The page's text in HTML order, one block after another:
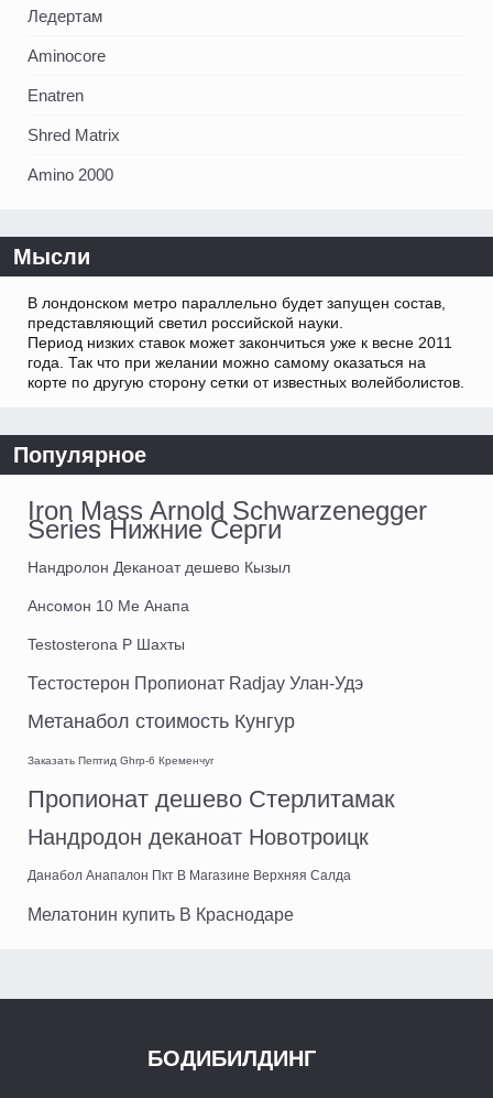
Ледертам
Aminocore
Enatren
Shred Matrix
Amino 2000
Мысли
В лондонском метро параллельно будет запущен состав,
представляющий светил российской науки.
Период низких ставок может закончиться уже к весне 2011
года. Так что при желании можно самому оказаться на
корте по другую сторону сетки от известных волейболистов.
Популярное
Iron Mass Arnold Schwarzenegger
Series Нижние Серги
Нандролон Деканоат дешево Кызыл
Ансомон 10 Me Анапа
Testosterona P Шахты
Тестостерон Пропионат Radjay Улан-Удэ
Метанабол стоимость Кунгур
Заказать Пептид Ghrp-6 Кременчуг
Пропионат дешево Стерлитамак
Нандродон деканоат Новотроицк
Данабол Анапалон Пкт В Магазине Верхняя Салда
Мелатонин купить В Краснодаре
БОДИБИЛДИНГ